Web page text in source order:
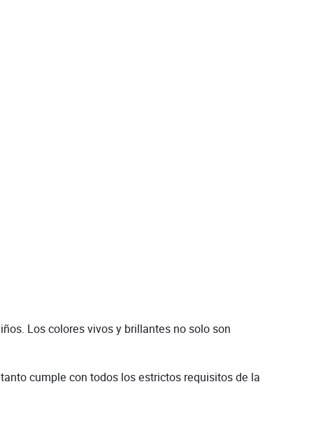
Los colores vivos y brillantes no solo son
cumple con todos los estrictos requisitos de la